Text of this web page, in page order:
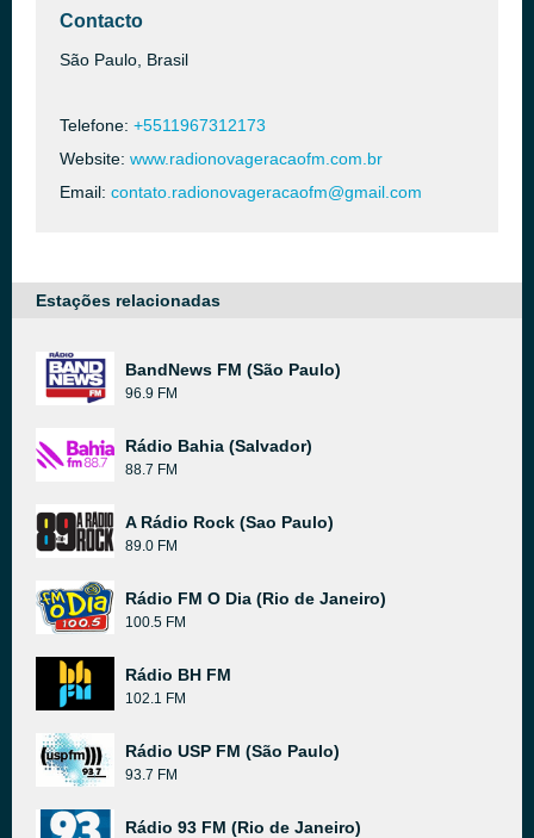
Contacto
São Paulo, Brasil
Telefone: +5511967312173
Website: www.radionovageracaofm.com.br
Email: contato.radionovageracaofm@gmail.com
Estações relacionadas
BandNews FM (São Paulo)
96.9 FM
Rádio Bahia (Salvador)
88.7 FM
A Rádio Rock (Sao Paulo)
89.0 FM
Rádio FM O Dia (Rio de Janeiro)
100.5 FM
Rádio BH FM
102.1 FM
Rádio USP FM (São Paulo)
93.7 FM
Rádio 93 FM (Rio de Janeiro)